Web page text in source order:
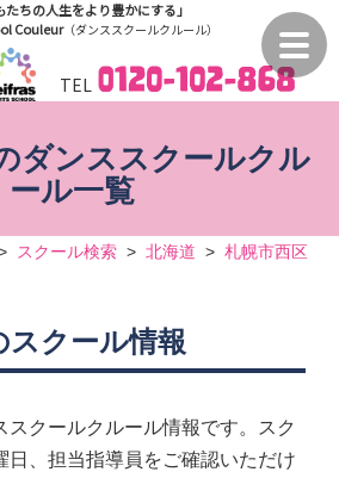
TEL
たちの人生をより豊かにする」
Couleur（ダンススクールクルール）
ダンススクールクル
ール一覧
スクール検索 > 北海道 > 札幌市西区
スクール情報
スクールクルール情報です。スク
日、担当指導員をご確認いただけ